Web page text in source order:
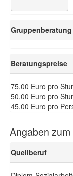
Gruppenberatung
Beratungspreise
75,00 Euro pro
50,00 Euro pro
45,00 Euro pro
Angaben
Quellberuf